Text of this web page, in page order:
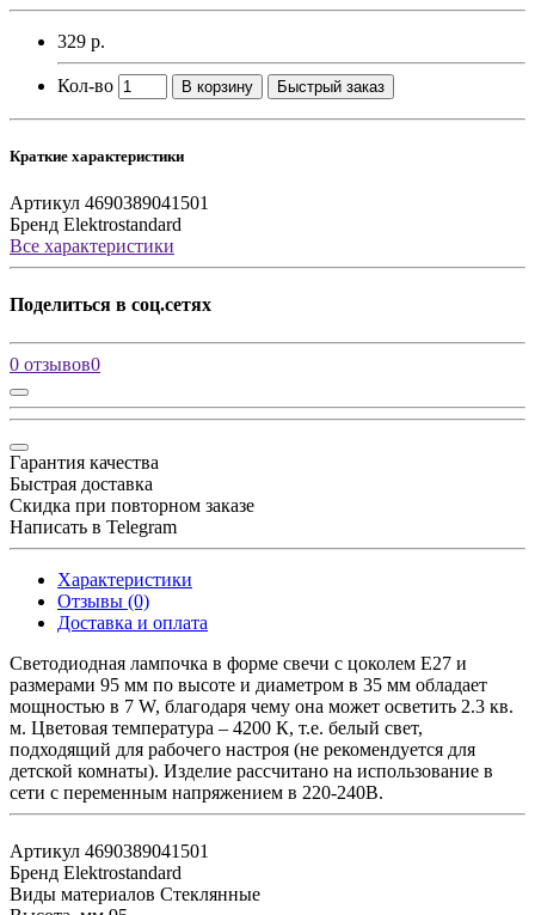
329 р.
Кол-во В корзину Быстрый заказ
Краткие характеристики
Артикул 4690389041501
Бренд Elektrostandard
Все характеристики
Поделиться в соц.сетях
0 отзывов0
Гарантия качества
Быстрая доставка
Скидка при повторном заказе
Написать в Telegram
Характеристики
Отзывы (0)
Доставка и оплата
Светодиодная лампочка в форме свечи с цоколем E27 и
размерами 95 мм по высоте и диаметром в 35 мм обладает
мощностью в 7 W, благодаря чему она может осветить 2.3 кв.
м. Цветовая температура – 4200 К, т.е. белый свет,
подходящий для рабочего настроя (не рекомендуется для
детской комнаты). Изделие рассчитано на использование в
сети с переменным напряжением в 220-240В.
Артикул 4690389041501
Бренд Elektrostandard
Виды материалов Стеклянные